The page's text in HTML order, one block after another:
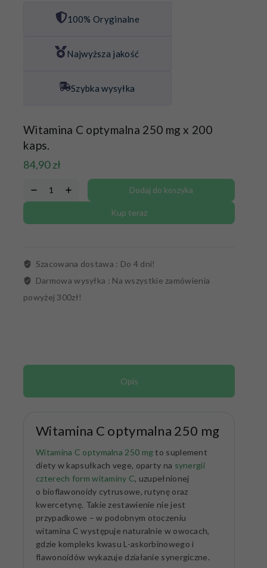
100% Oryginalne
Najwyższa jakość
Szybka wysyłka
Witamina C optymalna 250 mg x 200
kaps.
84,90zł
Dodaj do koszyka
Kup teraz
Szacowana dostawa : Do 4 dni!
Darmowa wysyłka : Na wszystkie zamówienia
powyżej 300zł!
Opis
Witamina C optymalna 250 mg
Witamina C optymalna 250 mg to suplement
diety w kapsułkach vege, oparty na synergii
czterech form witaminy C, uzupełnionej
o bioflawonoidy cytrusowe, rutynę oraz
kwercetynę. Takie zestawienie nie jest
przypadkowe – w podobnym otoczeniu
witamina C występuje naturalnie w owocach,
gdzie kompleks kwasu L-askorbinowego i
flawonoidów wykazuje działanie synergiczne.